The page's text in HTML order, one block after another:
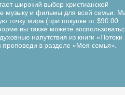
широкий выбор христианской
музыку и фильмы для всей семьи.
точку мира (при покупке от $90.00
вы также можете
напутствия из книги «Потоки
в разделе «Моя семья».